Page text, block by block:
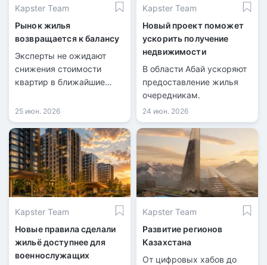
Kapster Team
Рынок жилья
возвращается к балансу
Эксперты не ожидают
снижения стоимости
квартир в ближайшие
25 июн. 2026
Kapster Team
Новый проект поможет
ускорить получение
недвижимости
В области Абай ускоряют
предоставление жилья
очередникам.
24 июн. 2026
Kapster Team
Новые правила сделали
жильё доступнее для
военнослужащих
Kapster Team
Развитие регионов
Казахстана
От цифровых хабов до